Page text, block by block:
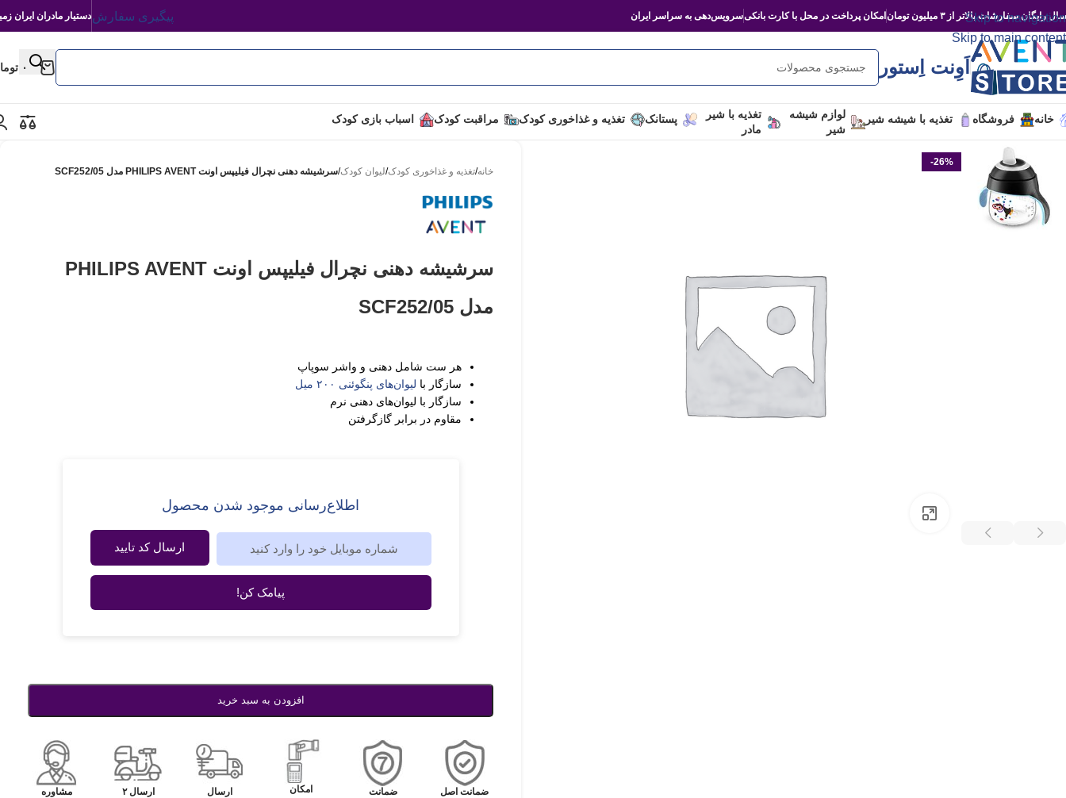
Skip to navigation
Skip to main content
رایگان سفارشات بالاتر از ۳ میلیون تومان امکان پرداخت در محل با کارت بانکیسرویس‌دهی به سراسر ایران پیگیری سفارشدستیار مادران ایران
اَوِنت اِستور ۰
خانه فروشگاه تغذیه با شیشه شیر
لوازم شیشه
شیر
تغذیه با شیر
مادر
پستانک تغذیه و غذاخوری کودک مراقبت کودک اسباب بازی کودک
-26%
خانه/تغذیه و غذاخوری کودک/لیوان کودک/سرشیشه دهنی نچرال فیلیپس اونت PHILIPS AVENT مدل SCF252/05
سرشیشه دهنی نچرال فیلیپس اونت PHILIPS AVENT
مدل SCF252/05
هر ست شامل دهنی و واشر سوپاپ
سازگار با لیوان‌های پنگوئنی ۲۰۰ میل
سازگار با لیوان‌های دهنی نرم
مقاوم در برابر گازگرفتن
اطلاع‌رسانی موجود شدن محصول
ارسال کد تایید
پیامک کن!
افزودن به سبد خرید
ضمانت اصل
ضمانت
امکان
ارسال
ارسال ۲
مشاوره